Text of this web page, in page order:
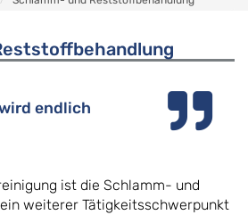
endlich
ist die Schlamm- und
weiterer Tätigkeitsschwerpunkt